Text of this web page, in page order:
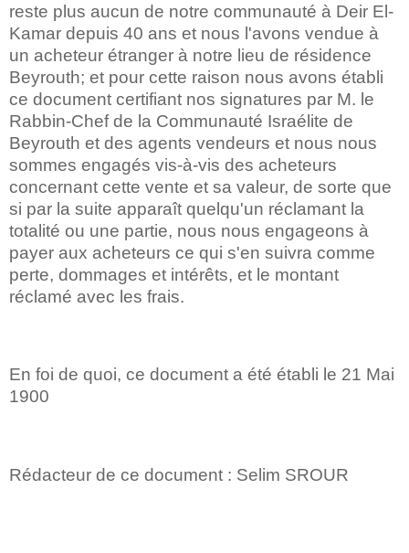
reste plus aucun de notre communauté à Deir El-
Kamar depuis 40 ans et nous l'avons vendue à
un acheteur étranger à notre lieu de résidence
Beyrouth; et pour cette raison nous avons établi
ce document certifiant nos signatures par M. le
Rabbin-Chef de la Communauté Israélite de
Beyrouth et des agents vendeurs et nous nous
sommes engagés vis-à-vis des acheteurs
concernant cette vente et sa valeur, de sorte que
si par la suite apparaît quelqu'un réclamant la
totalité ou une partie, nous nous engageons à
payer aux acheteurs ce qui s'en suivra comme
perte, dommages et intérêts, et le montant
réclamé avec les frais.
En foi de quoi, ce document a été établi le 21 Mai
1900
Rédacteur de ce document : Selim SROUR